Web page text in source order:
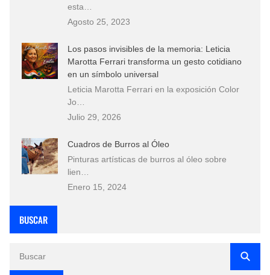
esta…
Agosto 25, 2023
Los pasos invisibles de la memoria: Leticia
Marotta Ferrari transforma un gesto cotidiano
en un símbolo universal
Leticia Marotta Ferrari en la exposición Color
Jo…
Julio 29, 2026
Cuadros de Burros al Óleo
Pinturas artísticas de burros al óleo sobre
lien…
Enero 15, 2024
BUSCAR